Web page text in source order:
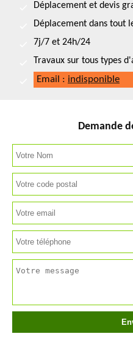
Déplacement et devis
Déplacement dans tout
7j/7 et 24h/24
Travaux sur tous types
Email : indisponible
Demande